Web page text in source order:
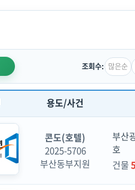
조회수: 많은순
용도/사건
콘도(호텔)
2025-5706
부산동부지원
부산
호
건물